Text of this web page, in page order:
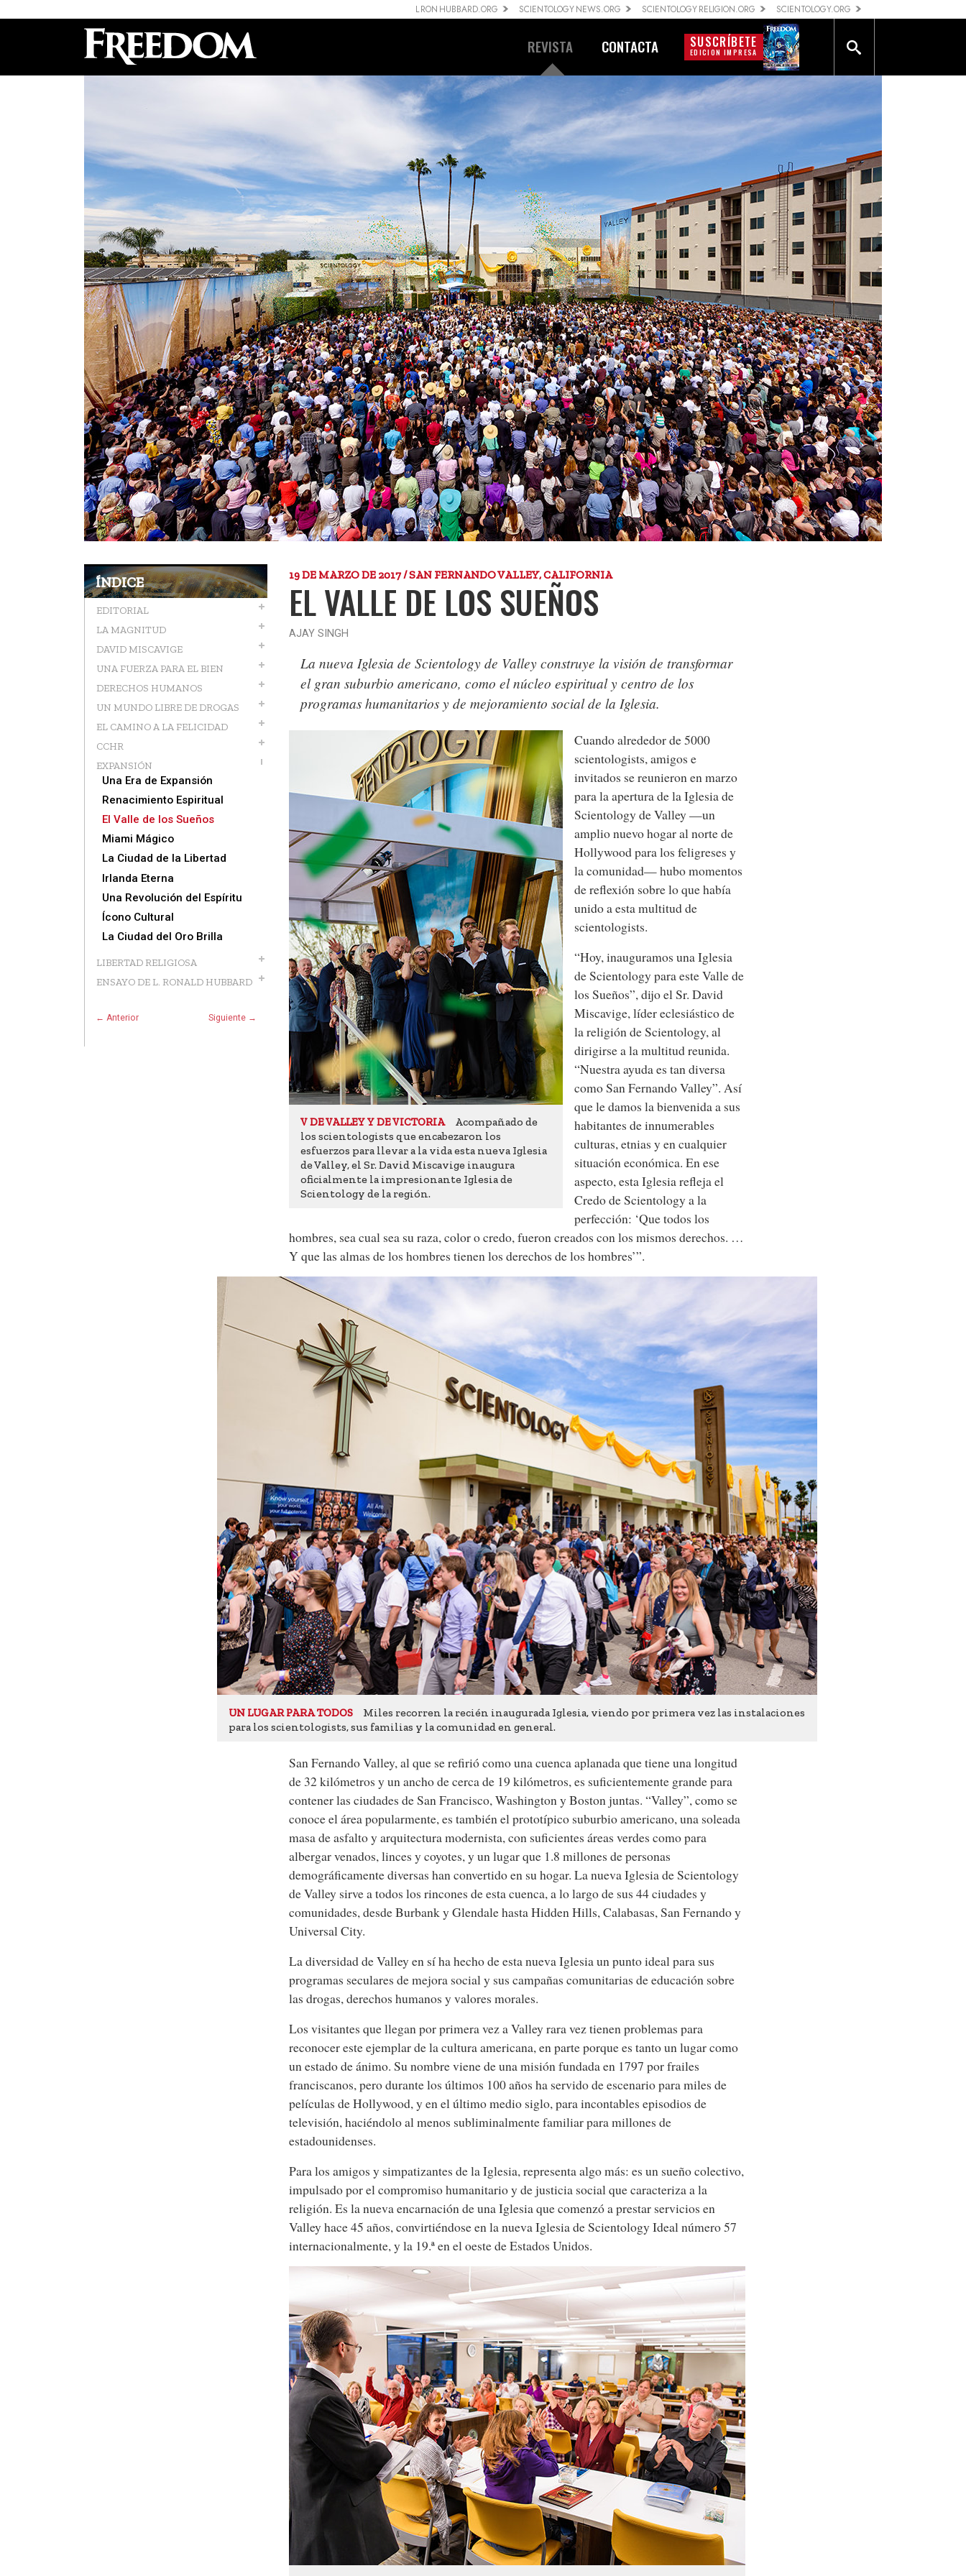
L RON HUBBARD.ORG SCIENTOLOGY NEWS.ORG SCIENTOLOGY RELIGION.ORG SCIENTOLOGY.ORG
REVISTA CONTACTA SUSCRÍBETE
EDICION IMPRESA
ÍNDICE
EDITORIAL
LA MAGNITUD
DAVID MISCAVIGE
UNA FUERZA PARA EL BIEN
DERECHOS HUMANOS
UN MUNDO LIBRE DE DROGAS
EL CAMINO A LA FELICIDAD
CCHR
EXPANSIÓN
Una Era de Expansión
Renacimiento Espiritual
El Valle de los Sueños
Miami Mágico
La Ciudad de la Libertad
Irlanda Eterna
Una Revolución del Espíritu
Ícono Cultural
La Ciudad del Oro Brilla
LIBERTAD RELIGIOSA
ENSAYO DE L. RONALD HUBBARD
← Anterior Siguiente →
19 DE MARZO DE 2017 / SAN FERNANDO VALLEY, CALIFORNIA
EL VALLE DE LOS SUEÑOS
AJAY SINGH
La nueva Iglesia de Scientology de Valley construye la visión de transformar
el gran suburbio americano, como el núcleo espiritual y centro de los
programas humanitarios y de mejoramiento social de la Iglesia.
V DE VALLEY Y DE VICTORIA
Acompañado de
los scientologists que encabezaron los
esfuerzos para llevar a la vida esta nueva Iglesia
de Valley, el Sr. David Miscavige inaugura
oficialmente la impresionante Iglesia de
Scientology de la región.
Cuando alrededor de 5000
scientologists, amigos e
invitados se reunieron en marzo
para la apertura de la Iglesia de
Scientology de Valley —un
amplio nuevo hogar al norte de
Hollywood para los feligreses y
la comunidad— hubo momentos
de reflexión sobre lo que había
unido a esta multitud de
scientologists.
“Hoy, inauguramos una Iglesia
de Scientology para este Valle de
los Sueños”, dijo el Sr. David
Miscavige, líder eclesiástico de
la religión de Scientology, al
dirigirse a la multitud reunida.
“Nuestra ayuda es tan diversa
como San Fernando Valley”. Así
que le damos la bienvenida a sus
habitantes de innumerables
culturas, etnias y en cualquier
situación económica. En ese
aspecto, esta Iglesia refleja el
Credo de Scientology a la
perfección: ‘Que todos los
hombres, sea cual sea su raza, color o credo, fueron creados con los mismos derechos. …
Y que las almas de los hombres tienen los derechos de los hombres’”.
UN LUGAR PARA TODOS
Miles recorren la recién inaugurada Iglesia, viendo por primera vez las instalaciones
para los scientologists, sus familias y la comunidad en general.
San Fernando Valley, al que se refirió como una cuenca aplanada que tiene una longitud
de 32 kilómetros y un ancho de cerca de 19 kilómetros, es suficientemente grande para
contener las ciudades de San Francisco, Washington y Boston juntas. “Valley”, como se
conoce el área popularmente, es también el prototípico suburbio americano, una soleada
masa de asfalto y arquitectura modernista, con suficientes áreas verdes como para
albergar venados, linces y coyotes, y un lugar que 1.8 millones de personas
demográficamente diversas han convertido en su hogar. La nueva Iglesia de Scientology
de Valley sirve a todos los rincones de esta cuenca, a lo largo de sus 44 ciudades y
comunidades, desde Burbank y Glendale hasta Hidden Hills, Calabasas, San Fernando y
Universal City.
La diversidad de Valley en sí ha hecho de esta nueva Iglesia un punto ideal para sus
programas seculares de mejora social y sus campañas comunitarias de educación sobre
las drogas, derechos humanos y valores morales.
Los visitantes que llegan por primera vez a Valley rara vez tienen problemas para
reconocer este ejemplar de la cultura americana, en parte porque es tanto un lugar como
un estado de ánimo. Su nombre viene de una misión fundada en 1797 por frailes
franciscanos, pero durante los últimos 100 años ha servido de escenario para miles de
películas de Hollywood, y en el último medio siglo, para incontables episodios de
televisión, haciéndolo al menos subliminalmente familiar para millones de
estadounidenses.
Para los amigos y simpatizantes de la Iglesia, representa algo más: es un sueño colectivo,
impulsado por el compromiso humanitario y de justicia social que caracteriza a la
religión. Es la nueva encarnación de una Iglesia que comenzó a prestar servicios en
Valley hace 45 años, convirtiéndose en la nueva Iglesia de Scientology Ideal número 57
internacionalmente, y la 19.ª en el oeste de Estados Unidos.